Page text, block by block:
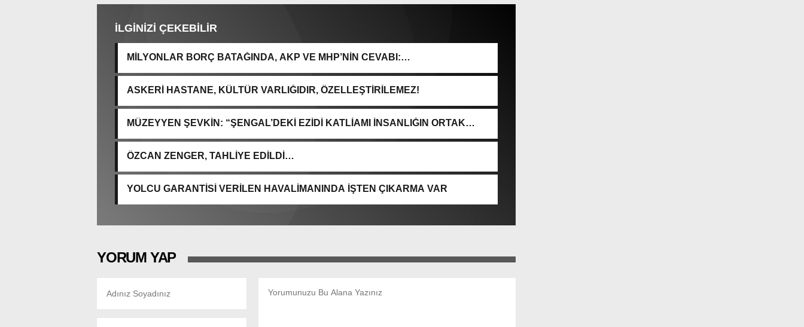
İLGİNİZİ ÇEKEBİLİR
MİLYONLAR BORÇ BATAĞINDA, AKP VE MHP’NİN CEVABI:
ASKERİ HASTANE, KÜLTÜR VARLIĞIDIR, ÖZELLEŞTİRİLEMEZ!
MÜZEYYEN ŞEVKİN: “ŞENGAL’DEKİ EZİDİ KATLİAMI İNSANLIĞIN ORTAK
ÖZCAN ZENGER, TAHLİYE EDİLDİ…
YOLCU GARANTİSİ VERİLEN HAVALİMANINDA İŞTEN ÇIKARMA VAR
YORUM YAP